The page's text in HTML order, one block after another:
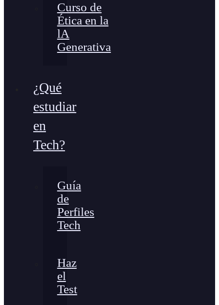
Curso de
Ética en la
lA
Generativa
¿Qué
estudiar
en
Tech?
Guía
de
Perfiles
Tech
Haz
el
Test